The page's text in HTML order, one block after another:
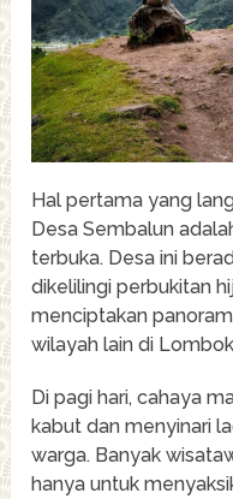
Hal pertama yang
Desa Sembalun
terbuka. Desa ini
dikelilingi perbukitan
menciptakan
wilayah lain di
Di pagi hari, cahaya
kabut dan menyinari
warga. Banyak
hanya untuk